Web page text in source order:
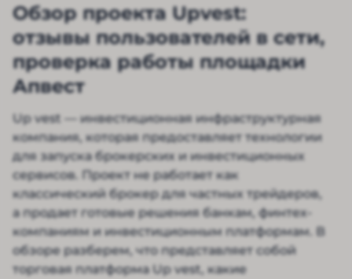
Обзор проекта Upvest:
отзывы пользователей в сети,
проверка работы площадки
Апвест
Up vest — инвестиционная инфраструктурная
компания, которая предоставляет технологии
для запуска брокерских и инвестиционных
сервисов. Проект не работает как
классический брокер для частных трейдеров,
а продает готовые решения банкам, финтех-
компаниям и инвестиционным платформам. В
обзоре разберем, что представляет собой
торговая платформа Up vest, какие